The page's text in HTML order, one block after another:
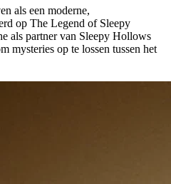
als een moderne,
op The Legend of Sleepy
als partner van Sleepy Hollows
mysteries op te lossen tussen het